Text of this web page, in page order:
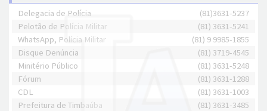
Delegacia de Polícia
(81)3631-5237
Pelotão de Polícia Militar
(81) 3631-5241
WhatsApp, Polícia Militar
(81) 9 9985-1855
Disque Denúncia
(81) 3719-4545
Minitério Público
(81) 3631-5248
Fórum
(81) 3631-1288
CDL
(81) 3631-1003
Prefeitura de Timbaúba
(81) 3631-3485